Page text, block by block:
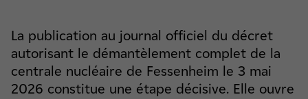
La publication au journal officiel du décret
autorisant le démantèlement complet de la
centrale nucléaire de Fessenheim le 3 mai
2026 constitue une étape décisive. Elle ouvre